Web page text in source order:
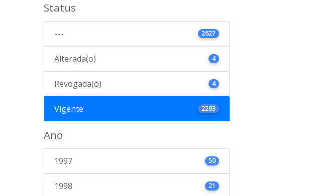
Status
--- 2627
Alterada(o) 4
Revogada(o) 4
Vigente 2293
Ano
1997 50
1998 21